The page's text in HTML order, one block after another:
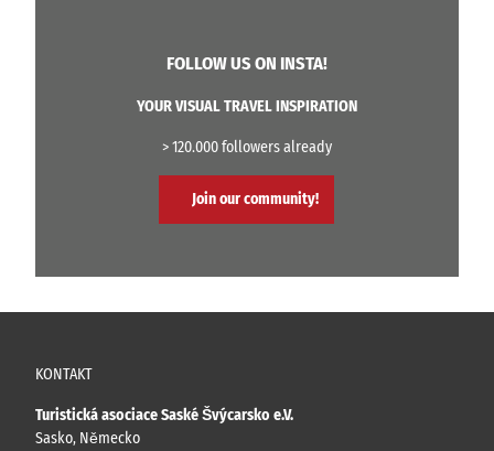
FOLLOW US ON INSTA!
YOUR VISUAL TRAVEL INSPIRATION
> 120.000 followers already
Join our community!
KONTAKT
Turistická asociace Saské Švýcarsko e.V.
Sasko, Německo